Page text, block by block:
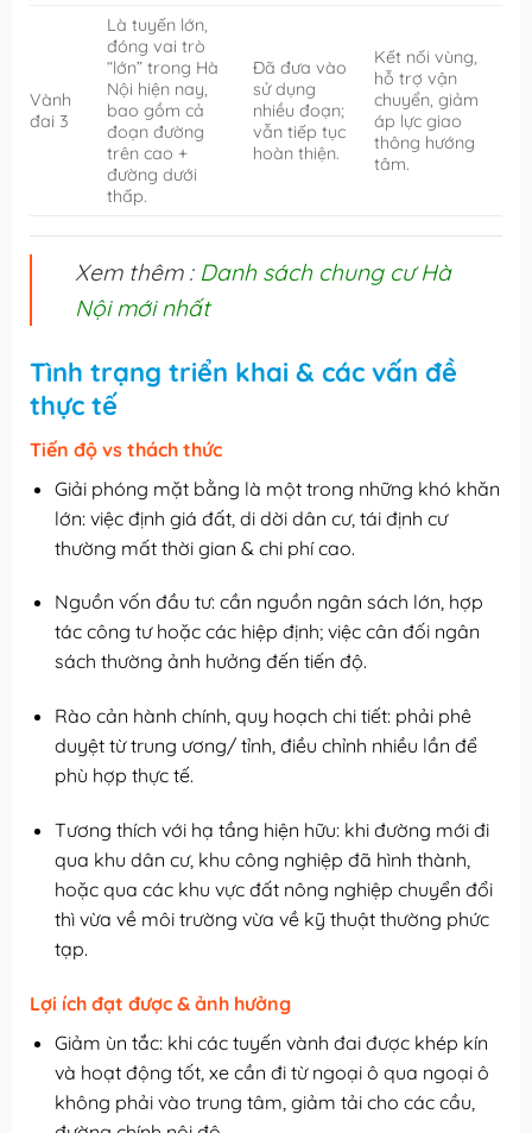
Vành
đai 3
Là tuyến lớn,
đóng vai trò
“lớn” trong Hà
Nội hiện nay,
bao gồm cả
đoạn đường
trên cao +
đường dưới
thấp.
Đã đưa vào
sử dụng
nhiều đoạn;
vẫn tiếp tục
hoàn thiện.
Kết nối vùng,
hỗ trợ vận
chuyển, giảm
áp lực giao
thông hướng
tâm.
Xem thêm : Danh sách chung cư Hà
Nội mới nhất
Tình trạng triển khai & các vấn đề
thực tế
Tiến độ vs thách thức
Giải phóng mặt bằng là một trong những khó khăn
lớn: việc định giá đất, di dời dân cư, tái định cư
thường mất thời gian & chi phí cao.
Nguồn vốn đầu tư: cần nguồn ngân sách lớn, hợp
tác công tư hoặc các hiệp định; việc cân đối ngân
sách thường ảnh hưởng đến tiến độ.
Rào cản hành chính, quy hoạch chi tiết: phải phê
duyệt từ trung ương/ tỉnh, điều chỉnh nhiều lần để
phù hợp thực tế.
Tương thích với hạ tầng hiện hữu: khi đường mới đi
qua khu dân cư, khu công nghiệp đã hình thành,
hoặc qua các khu vực đất nông nghiệp chuyển đổi
thì vừa về môi trường vừa về kỹ thuật thường phức
tạp.
Lợi ích đạt được & ảnh hưởng
Giảm ùn tắc: khi các tuyến vành đai được khép kín
và hoạt động tốt, xe cần đi từ ngoại ô qua ngoại ô
không phải vào trung tâm, giảm tải cho các cầu,